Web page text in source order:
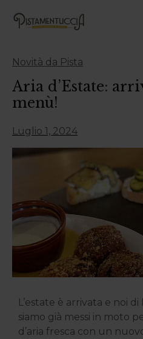
Novità da Pista
Aria d’Estate:
menù!
Luglio 1, 2024
L’estate è arrivata e noi
siamo già messi in moto
d’aria fresca con un